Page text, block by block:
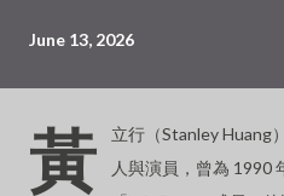
June 13, 2026
黃
立行（Stanley Huang
人與演員，曾為 1990